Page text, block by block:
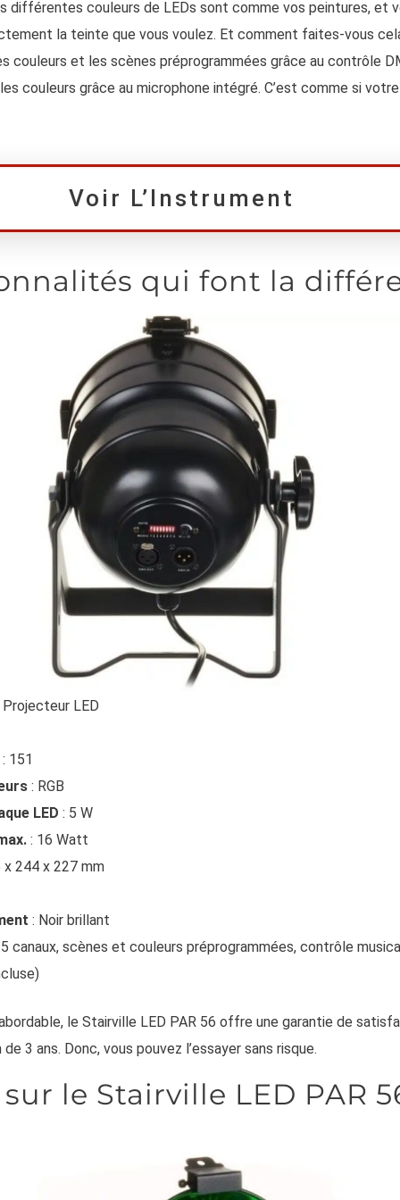
différentes couleurs de LEDs sont comme vos peintures, et
la teinte que vous voulez. Et comment faites-vous
couleurs et les scènes préprogrammées grâce au contrôle
couleurs grâce au microphone intégré. C’est comme si
Voir L’Instrument
qui font la
LED
151
: RGB
LED : 5 W
: 16 Watt
244 x 227 mm
: Noir brillant
canaux, scènes et couleurs préprogrammées, contrôle
le Stairville LED PAR 56 offre une garantie de
3 ans. Donc, vous pouvez l’essayer sans risque.
le Stairville LED PAR